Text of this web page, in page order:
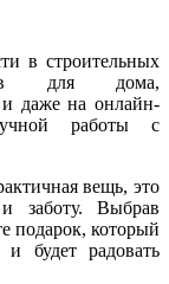
в строительных
для дома,
и даже на онлайн-
работы с
вещь, это
и заботу. Выбрав
подарок, который
будет радовать